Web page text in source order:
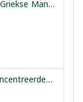
Shania Zwarte Olijven Griekse Manier 1.5kg
Rayner's Ananas Geconcentreerde Smaakessentie 25ml